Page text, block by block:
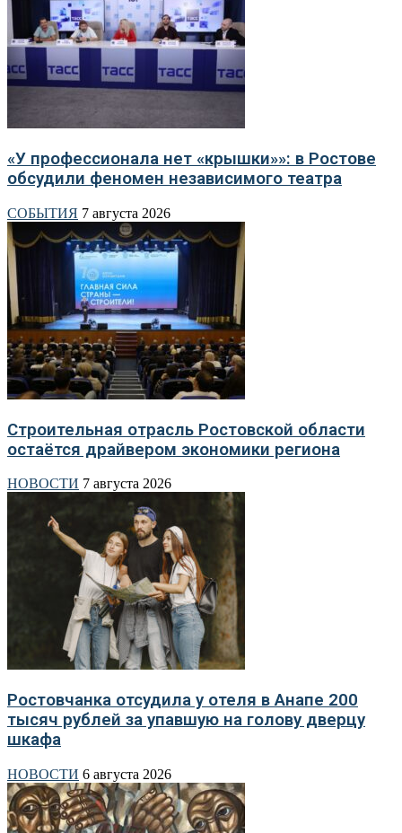
«У профессионала нет «крышки»»: в Ростове
обсудили феномен независимого театра
СОБЫТИЯ 7 августа 2026
Строительная отрасль Ростовской области
остаётся драйвером экономики региона
НОВОСТИ 7 августа 2026
Ростовчанка отсудила у отеля в Анапе 200
тысяч рублей за упавшую на голову дверцу
шкафа
НОВОСТИ 6 августа 2026